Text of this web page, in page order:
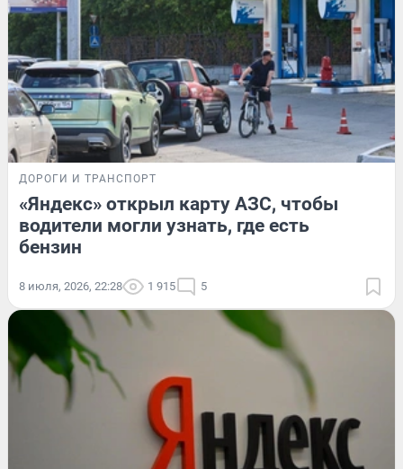
ДОРОГИ И ТРАНСПОРТ
«Яндекс» открыл карту АЗС, чтобы
водители могли узнать, где есть
бензин
8 июля, 2026, 22:28 1 915 5